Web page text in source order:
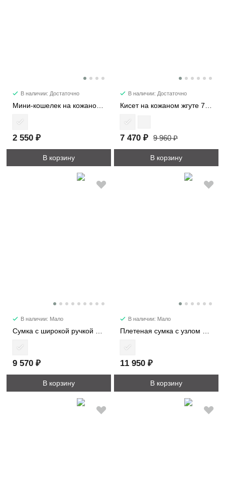
В наличии: Достаточно
2 550 ₽
В корзину
В наличии: Достаточно
7 470 ₽ 9 960 ₽
В корзину
В наличии: Мало
9 570 ₽
В корзину
В наличии: Мало
11 950 ₽
В корзину